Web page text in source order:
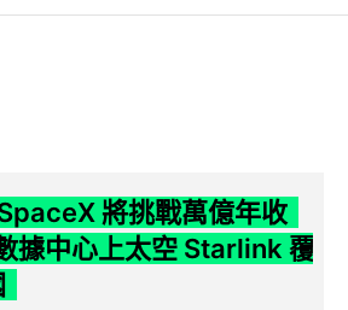
將挑戰萬億年收
據中心上太空 Starlink 覆